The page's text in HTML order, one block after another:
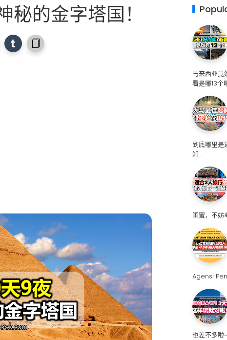
的金字塔国！
马来西亚竟
看是哪13个
到底哪里是
知…
闺蜜，不妨
Agensi
也差不多啦